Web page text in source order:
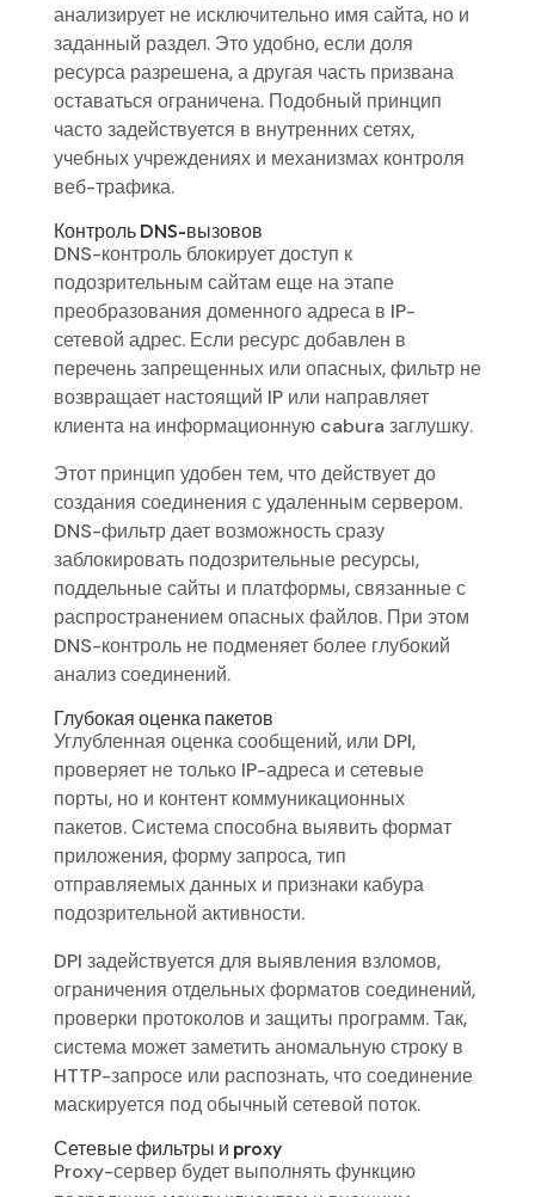
анализирует не исключительно имя сайта, но и
заданный раздел. Это удобно, если доля
ресурса разрешена, а другая часть призвана
оставаться ограничена. Подобный принцип
часто задействуется в внутренних сетях,
учебных учреждениях и механизмах контроля
веб-трафика.
Контроль DNS-вызовов
DNS-контроль блокирует доступ к
подозрительным сайтам еще на этапе
преобразования доменного адреса в IP-
сетевой адрес. Если ресурс добавлен в
перечень запрещенных или опасных, фильтр не
возвращает настоящий IP или направляет
клиента на информационную cabura заглушку.
Этот принцип удобен тем, что действует до
создания соединения с удаленным сервером.
DNS-фильтр дает возможность сразу
заблокировать подозрительные ресурсы,
поддельные сайты и платформы, связанные с
распространением опасных файлов. При этом
DNS-контроль не подменяет более глубокий
анализ соединений.
Глубокая оценка пакетов
Углубленная оценка сообщений, или DPI,
проверяет не только IP-адреса и сетевые
порты, но и контент коммуникационных
пакетов. Система способна выявить формат
приложения, форму запроса, тип
отправляемых данных и признаки кабура
подозрительной активности.
DPI задействуется для выявления взломов,
ограничения отдельных форматов соединений,
проверки протоколов и защиты программ. Так,
система может заметить аномальную строку в
HTTP-запросе или распознать, что соединение
маскируется под обычный сетевой поток.
Сетевые фильтры и proxy
Proxy-сервер будет выполнять функцию